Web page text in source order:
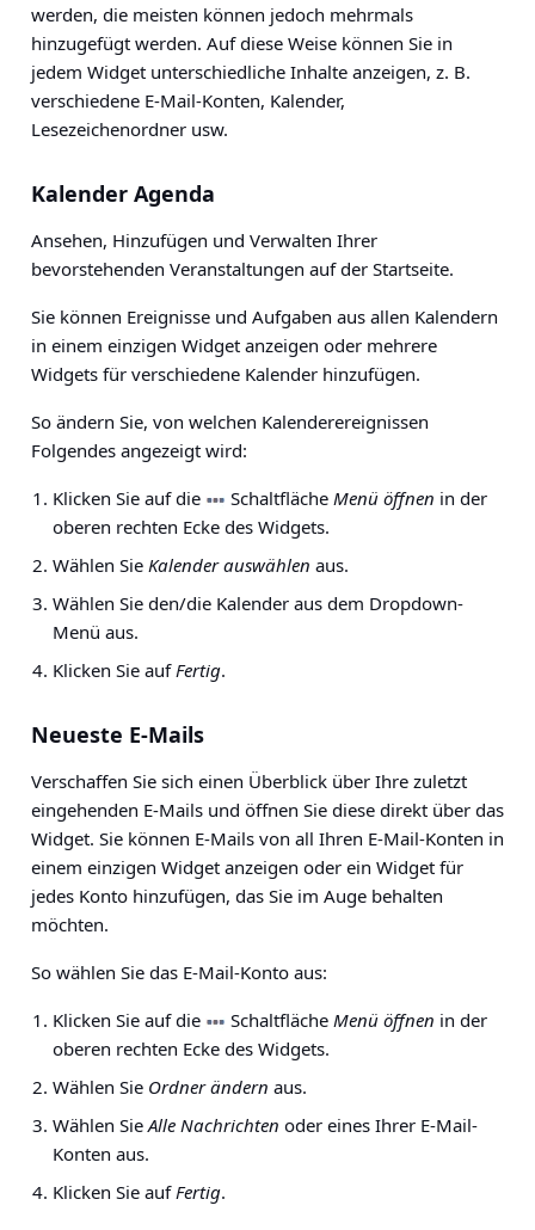
werden, die meisten können jedoch mehrmals
hinzugefügt werden. Auf diese Weise können Sie in
jedem Widget unterschiedliche Inhalte anzeigen, z. B.
verschiedene E-Mail-Konten, Kalender,
Lesezeichenordner usw.
Kalender Agenda
Ansehen, Hinzufügen und Verwalten Ihrer
bevorstehenden Veranstaltungen auf der Startseite.
Sie können Ereignisse und Aufgaben aus allen Kalendern
in einem einzigen Widget anzeigen oder mehrere
Widgets für verschiedene Kalender hinzufügen.
So ändern Sie, von welchen Kalenderereignissen
Folgendes angezeigt wird:
Klicken Sie auf die
Schaltfläche Menü öffnen in der
oberen rechten Ecke des Widgets.
Wählen Sie Kalender auswählen aus.
Wählen Sie den/die Kalender aus dem Dropdown-
Menü aus.
Klicken Sie auf Fertig.
Neueste E-Mails
Verschaffen Sie sich einen Überblick über Ihre zuletzt
eingehenden E-Mails und öffnen Sie diese direkt über das
Widget. Sie können E-Mails von all Ihren E-Mail-Konten in
einem einzigen Widget anzeigen oder ein Widget für
jedes Konto hinzufügen, das Sie im Auge behalten
möchten.
So wählen Sie das E-Mail-Konto aus:
Klicken Sie auf die
Schaltfläche Menü öffnen in der
oberen rechten Ecke des Widgets.
Wählen Sie Ordner ändern aus.
Wählen Sie Alle Nachrichten oder eines Ihrer E-Mail-
Konten aus.
Klicken Sie auf Fertig.